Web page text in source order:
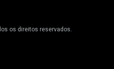
os direitos reservados.